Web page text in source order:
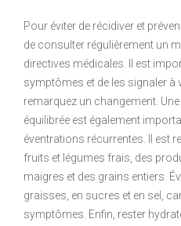
Pour éviter de récidiver et
de consulter régulièrement un
directives médicales. Il est
symptômes et de les signaler à
remarquez un changement.
équilibrée est également
éventrations récurrentes. Il est
fruits et légumes frais, des
maigres et des grains entiers.
graisses, en sucres et en sel,
symptômes. Enfin, rester